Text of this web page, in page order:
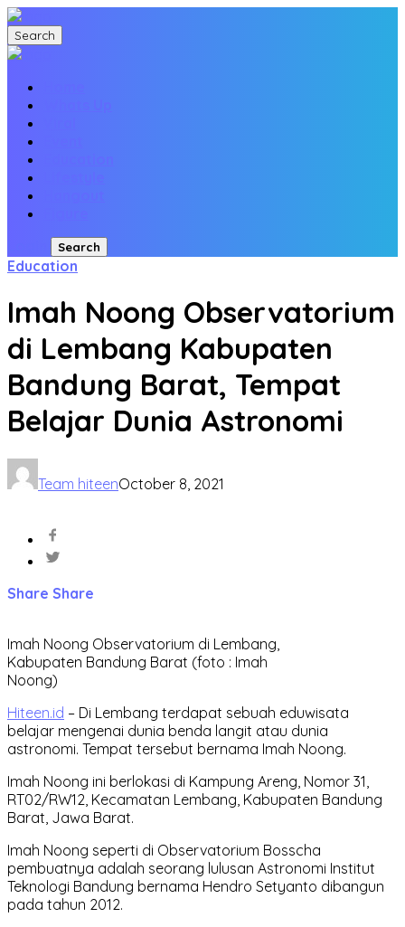
Search
Search
Education
Imah Noong Observatorium
di Lembang Kabupaten
Bandung Barat, Tempat
Belajar Dunia Astronomi
Team hiteenOctober 8, 2021
Share Share
Imah Noong Observatorium di Lembang,
Kabupaten Bandung Barat (foto : Imah
Noong)
Hiteen.id – Di Lembang terdapat sebuah eduwisata
belajar mengenai dunia benda langit atau dunia
astronomi. Tempat tersebut bernama Imah Noong.
Imah Noong ini berlokasi di Kampung Areng, Nomor 31,
RT02/RW12, Kecamatan Lembang, Kabupaten Bandung
Barat, Jawa Barat.
Imah Noong seperti di Observatorium Bosscha
pembuatnya adalah seorang lulusan Astronomi Institut
Teknologi Bandung bernama Hendro Setyanto dibangun
pada tahun 2012.